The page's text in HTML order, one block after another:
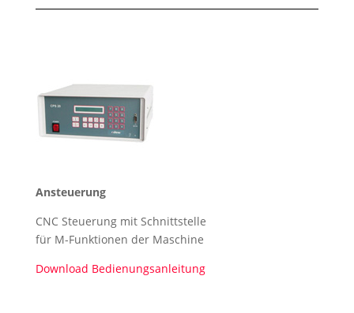
Ansteuerung
CNC Steuerung mit Schnittstelle
für M-Funktionen der Maschine
Download Bedienungsanleitung